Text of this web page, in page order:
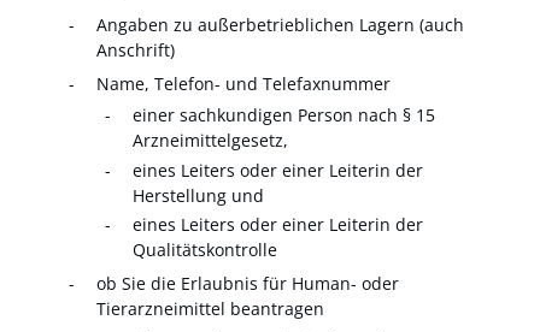
Angaben zu außerbetrieblichen Lagern (auch
Anschrift)
Name, Telefon- und Telefaxnummer
einer sachkundigen Person nach § 15
Arzneimittelgesetz,
eines Leiters oder einer Leiterin der
Herstellung und
eines Leiters oder einer Leiterin der
Qualitätskontrolle
ob Sie die Erlaubnis für Human- oder
Tierarzneimittel beantragen